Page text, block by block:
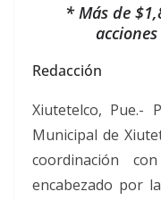
* Más de
Redacción
Xiutetelco, Pue.-
Municipal de
coordinación
encabezado por